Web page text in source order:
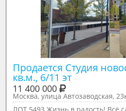
Продается Студия
кв.м., 6/11 эт
11 400 000
Москва, улица Автозаводская,
ЛОТ 5493 Жизнь в радость! Всё